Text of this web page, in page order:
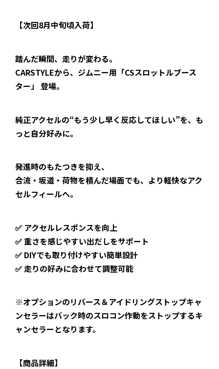
【次回8月中旬頃入荷】
踏んだ瞬間、走りが変わる。
CARSTYLEから、ジムニー用「CSスロットルブース
ター」 登場。
純正アクセルの“もう少し早く反応してほしい”を、も
っと自分好みに。
発進時のもたつきを抑え、
合流・坂道・荷物を積んだ場面でも、より軽快なアク
セルフィールへ。
✅ アクセルレスポンスを向上
✅ 重さを感じやすい出だしをサポート
✅ DIYでも取り付けやすい簡単設計
✅ 走りの好みに合わせて調整可能
※オプションのリバース＆アイドリングストップキャ
ンセラーはバック時のスロコン作動をストップするキ
ャンセラーとなります。
【商品詳細】